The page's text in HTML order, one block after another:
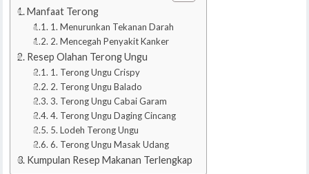
Manfaat Terong
1. Menurunkan Tekanan Darah
2. Mencegah Penyakit Kanker
Resep Olahan Terong Ungu
1. Terong Ungu Crispy
2. Terong Ungu Balado
3. Terong Ungu Cabai Garam
4. Terong Ungu Daging Cincang
5. Lodeh Terong Ungu
6. Terong Ungu Masak Udang
Kumpulan Resep Makanan Terlengkap